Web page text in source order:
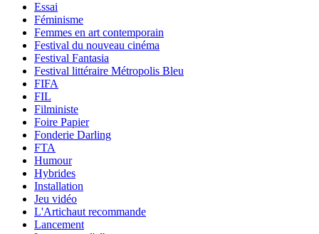
Essai
Féminisme
Femmes en art contemporain
Festival du nouveau cinéma
Festival Fantasia
Festival littéraire Métropolis Bleu
FIFA
FIL
Filministe
Foire Papier
Fonderie Darling
FTA
Humour
Hybrides
Installation
Jeu vidéo
L'Artichaut recommande
Lancement